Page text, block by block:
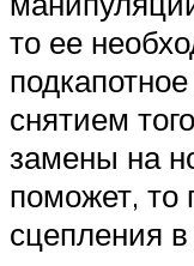
то ее
снятием
замены на
поможет, то
сцепления